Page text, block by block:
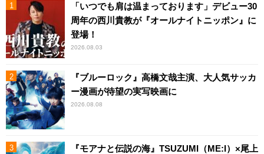
「いつでも肩は温まっております」デビュー30
周年の西川貴教が『オールナイトニッポン』に
登場！
2026.08.03
『ブルーロック』高橋文哉主演、大人気サッカ
ー漫画が待望の実写映画に
2026.08.08
『モアナと伝説の海』TSUZUMI（ME:I）×尾上